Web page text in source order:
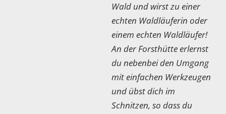
Wald und wirst zu einer
echten Waldläuferin oder
einem echten Waldläufer!
An der Forsthütte erlernst
du nebenbei den Umgang
mit einfachen Werkzeugen
und übst dich im
Schnitzen, so dass du